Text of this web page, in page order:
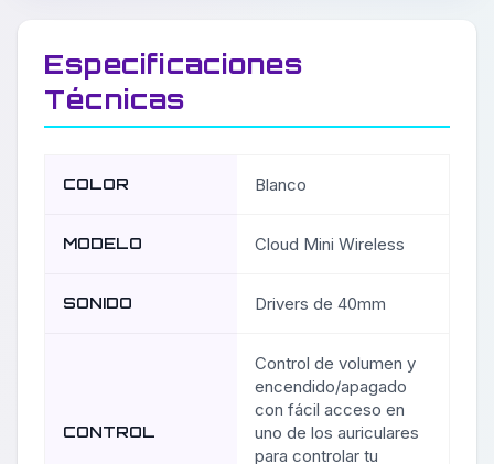
Especificaciones
Técnicas
COLOR Blanco
MODELO Cloud Mini Wireless
SONIDO Drivers de 40mm
CONTROL
Control de volumen y
encendido/apagado
con fácil acceso en
uno de los auriculares
para controlar tu